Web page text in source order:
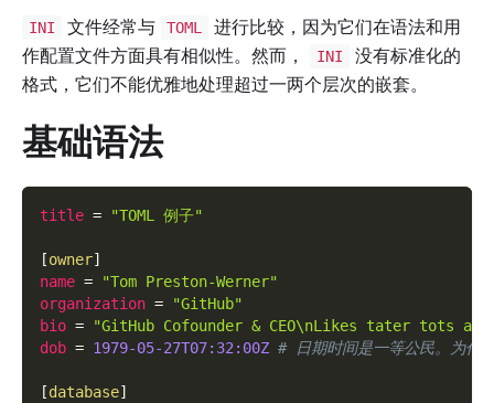
INI 文件经常与 TOML
进行比较，因为它们在语法和用
作配置文件方面具有相似性。然而，
INI
没有标准化的
格式，它们不能优雅地处理超过一两个层次的嵌套。
基础语法
title = "TOML 例子"
[owner]
name =
"Tom Preston-Werner"
organization =
"GitHub"
bio =
"GitHub Cofounder & CEO\nLikes tater tots
dob = 1979-05-27T07:32:00Z # 日期时间是一等公民。为什
[database]